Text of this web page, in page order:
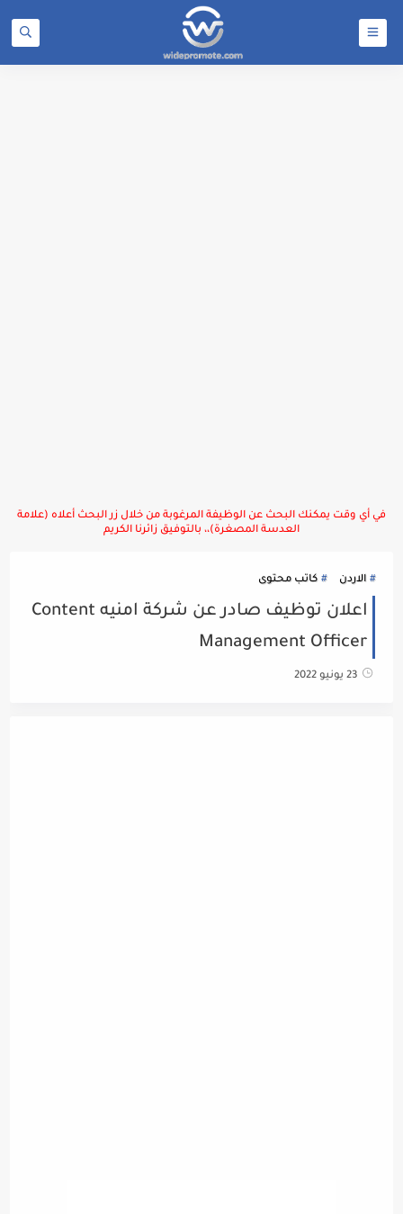
في أي وقت يمكنك البحث عن الوظيفة المرغوبة من خلال زر البحث أعلاه (علامة
العدسة المصغرة)،، بالتوفيق زائرنا الكريم
الاردن كاتب محتوى
اعلان توظيف صادر عن شركة امنيه Content
Management Officer
23 يونيو 2022